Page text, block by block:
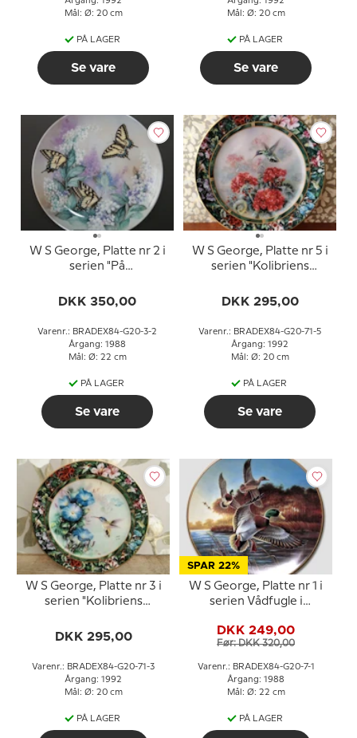
Mål: Ø: 20 cm
PÅ LAGER
Se vare
Mål: Ø: 20 cm
PÅ LAGER
Se vare
W S George, Platte nr 2 i
serien "På
Vinger"
DKK 350,00
Varenr.: BRADEX84-G20-3-2
Årgang: 1988
Mål: Ø: 22 cm
PÅ LAGER
Se vare
W S George, Platte nr 5 i
serien "Kolibriens
DKK 295,00
Varenr.: BRADEX84-G20-71-5
Årgang: 1992
Mål: Ø: 20 cm
PÅ LAGER
Se vare
W S George, Platte nr 3 i
serien "Kolibriens
DKK 295,00
Varenr.: BRADEX84-G20-71-3
Årgang: 1992
Mål: Ø: 20 cm
PÅ LAGER
SPAR 22%
W S George, Platte nr 1 i
serien Vådfugle i
DKK 249,00
Før: DKK 320,00
Varenr.: BRADEX84-G20-7-1
Årgang: 1988
Mål: Ø: 22 cm
PÅ LAGER